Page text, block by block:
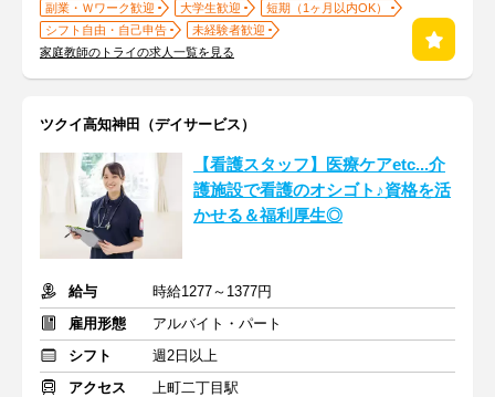
副業・Ｗワーク歓迎 大学生歓迎
短期（1ヶ月以内OK）
シフト自由・自己申告
未経験者歓迎
家庭教師のトライの求人一覧を見る
ツクイ高知神田（デイサービス）
【看護スタッフ】医療ケアetc...介
護施設で看護のオシゴト♪資格を活
かせる＆福利厚生◎
給与
時給1277～1377円
雇用形態
アルバイト・パート
シフト
週2日以上
アクセス
上町二丁目駅